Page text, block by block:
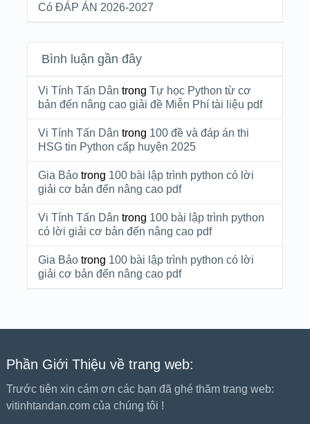
Có ĐÁP ÁN 2026-2027
Bình luận gần đây
Vi Tính Tấn Dân trong Tự học Python từ cơ
bản đến nâng cao giải đề Miễn Phí tài liệu pdf
Vi Tính Tấn Dân trong 100 đề và đáp án thi
HSG tin Python cấp huyện 2025
Gia Bảotrong 100 bài lập trình python có lời
giải cơ bản đến nâng cao pdf
Vi Tính Tấn Dân trong 100 bài lập trình python
có lời giải cơ bản đến nâng cao pdf
Gia Bảotrong 100 bài lập trình python có lời
giải cơ bản đến nâng cao pdf
Phần Giới Thiệu về trang web:
Trước tiên xin cám ơn các bạn đã ghé thăm trang web:
vitinhtandan.com của chúng tôi !